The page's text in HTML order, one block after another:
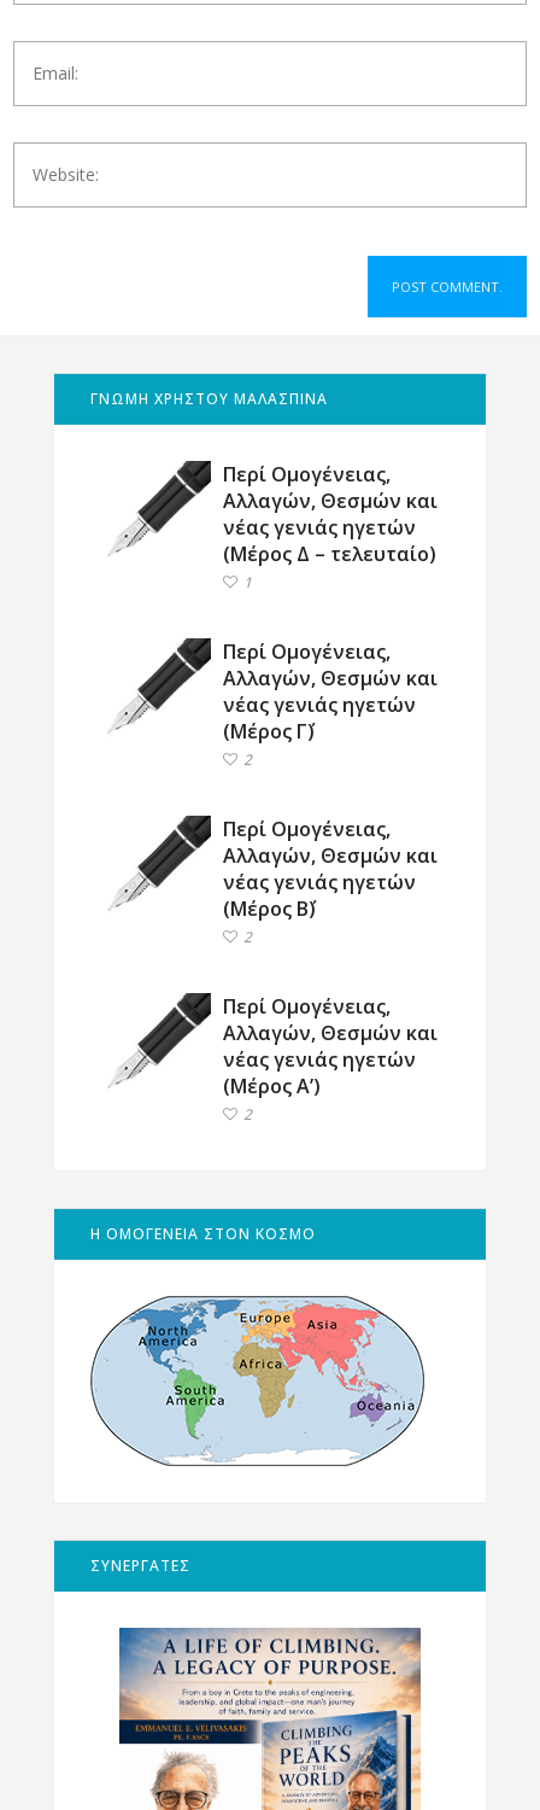
ΓΝΩΜΗ ΧΡΗΣΤΟΥ ΜΑΛΑΣΠΙΝΑ
Περί Ομογένειας,
Αλλαγών, Θεσμών και
νέας γενιάς ηγετών
(Μέρος Δ – τελευταίο)
1
Περί Ομογένειας,
Αλλαγών, Θεσμών και
νέας γενιάς ηγετών
(Μέρος Γ΄)
2
Περί Ομογένειας,
Αλλαγών, Θεσμών και
νέας γενιάς ηγετών
(Μέρος Β΄)
2
Περί Ομογένειας,
Αλλαγών, Θεσμών και
νέας γενιάς ηγετών
(Μέρος Α’)
2
Η ΟΜΟΓΕΝΕΙΑ ΣΤΟΝ ΚΟΣΜΟ
ΣΥΝΕΡΓΑΤΕΣ